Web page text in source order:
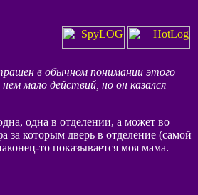
в обычном понимании этого
мало действий, но он казался
одна в отделении, а может во
которым дверь в отделение (самой
то показывается моя мама.